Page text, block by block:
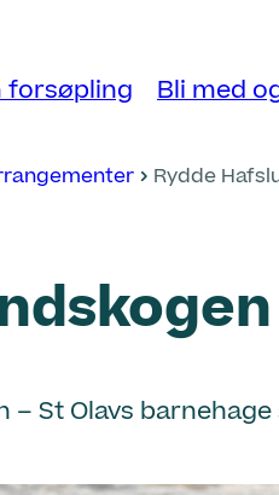
forsøpling Bli med
Rydde
– St Olavs